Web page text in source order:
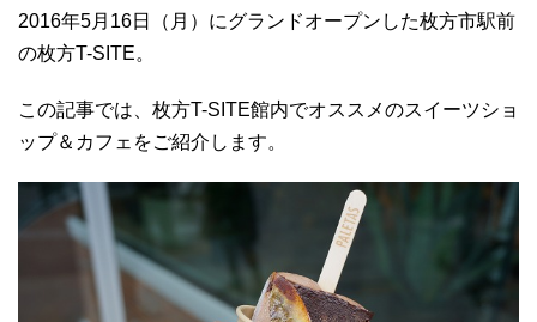
2016年5月16日（月）にグランドオープンした枚方市駅前
の枚方T-SITE。
この記事では、枚方T-SITE館内でオススメのスイーツショ
ップ＆カフェをご紹介します。